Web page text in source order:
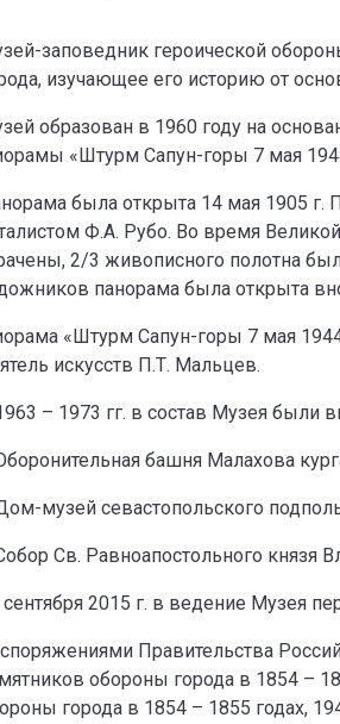
заповедник героической
изучающее его историю от
образован в 1960 году на
«Штурм Сапун-горы 7 мая
была открыта 14 мая 1905
Ф.А. Рубо. Во время
2/3 живописного полотна
панорама была открыта
«Штурм Сапун-горы 7 мая
искусств П.Т. Мальцев.
– 1973 гг. в состав Музея
башня Малахова
музей севастопольского
Св. Равноапостольного
2015 г. в ведение Музея
Правительства
обороны города в 1854 –
города в 1854 – 1855 годах,